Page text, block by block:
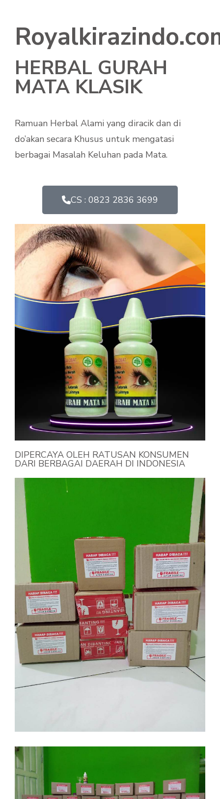
HERBAL GURAH
MATA KLASIK
Ramuan Herbal Alami yang diracik dan di
do’akan secara Khusus untuk mengatasi
berbagai Masalah Keluhan pada Mata.
CS : 0823 2836 3699
DIPERCAYA OLEH RATUSAN KONSUMEN
DARI BERBAGAI DAERAH DI INDONESIA